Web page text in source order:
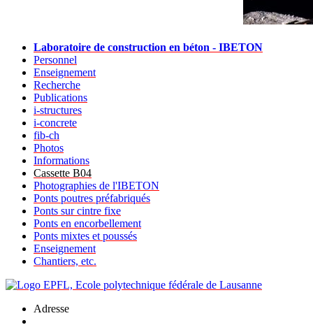
Laboratoire de construction en béton - IBETON
Personnel
Enseignement
Recherche
Publications
i-structures
i-concrete
fib-ch
Photos
Informations
Cassette B04
Photographies de l'IBETON
Ponts poutres préfabriqués
Ponts sur cintre fixe
Ponts en encorbellement
Ponts mixtes et poussés
Enseignement
Chantiers, etc.
Adresse